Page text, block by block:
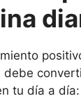
tu día a día: